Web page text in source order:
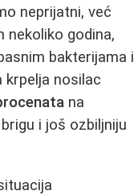
neprijatni, već
nekoliko godina,
bakterijama i
krpelja nosilac
na
i još ozbiljniju